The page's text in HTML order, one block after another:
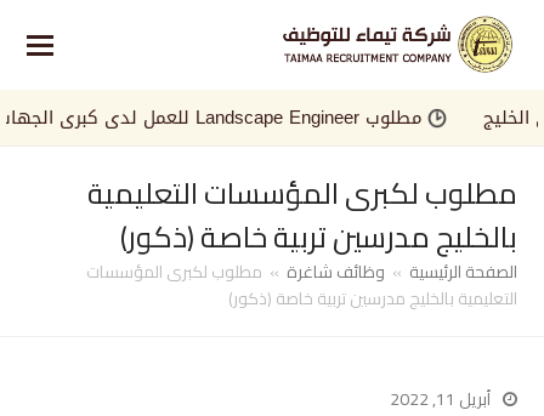
مطلوب Landscape Engineer للعمل لدى كبرى الجهات في الخليج
مطلوب لكبرى المؤسسات التعليمية
بالخليج مدرسين تربية خاصة (ذكور)
الصفحة الرئيسية » وظائف شاغرة » مطلوب لكبرى المؤسسات
التعليمية بالخليج مدرسين تربية خاصة (ذكور)
أبريل 11, 2022